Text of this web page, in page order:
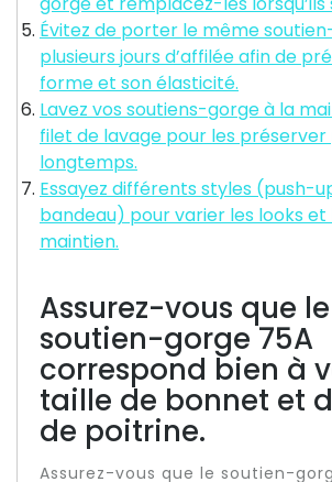
Évitez de porter le même
plusieurs jours d’affilée afin de
forme et son élasticité.
Lavez vos soutiens-gorge à la
filet de lavage pour les préserver
longtemps.
Essayez différents styles (push-
bandeau) pour varier les looks et
maintien.
Assurez-vous que le
soutien-gorge 75A
correspond bien à
taille de bonnet et
de poitrine.
Assurez-vous que le soutien-